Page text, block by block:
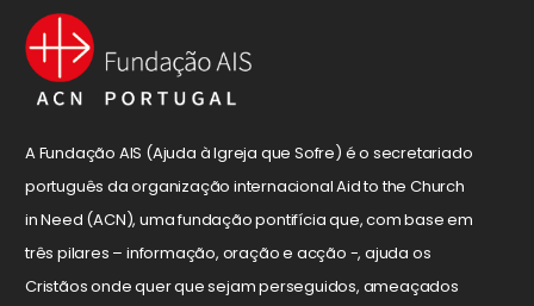
A Fundação AIS (Ajuda à Igreja que Sofre) é o secretariado
português da organização internacional Aid to the Church
in Need (ACN), uma fundação pontifícia que, com base em
três pilares – informação, oração e acção -, ajuda os
Cristãos onde quer que sejam perseguidos, ameaçados